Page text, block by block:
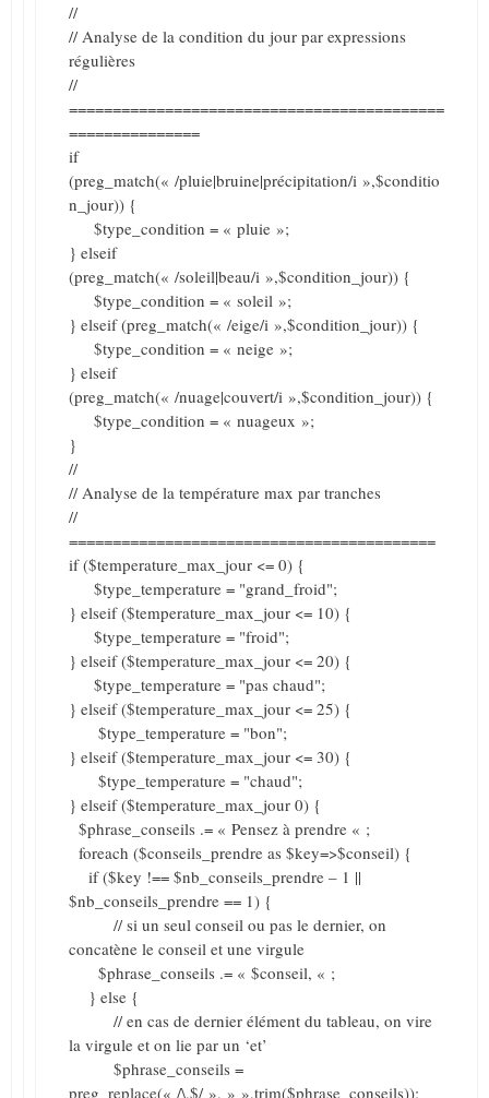
//
// Analyse de la condition du jour par expressions
régulières
//
===========================================
===============
if
(preg_match(« /pluie|bruine|précipitation/i »,$conditio
n_jour)) {
$type_condition = « pluie »;
} elseif
(preg_match(« /soleil|beau/i »,$condition_jour)) {
$type_condition = « soleil »;
} elseif (preg_match(« /eige/i »,$condition_jour)) {
$type_condition = « neige »;
} elseif
(preg_match(« /nuage|couvert/i »,$condition_jour)) {
$type_condition = « nuageux »;
}
//
// Analyse de la température max par tranches
//
==========================================
if ($temperature_max_jour <= 0) {
$type_temperature = "grand_froid";
} elseif ($temperature_max_jour <= 10) {
$type_temperature = "froid";
} elseif ($temperature_max_jour <= 20) {
$type_temperature = "pas chaud";
} elseif ($temperature_max_jour <= 25) {
$type_temperature = "bon";
} elseif ($temperature_max_jour <= 30) {
$type_temperature = "chaud";
} elseif ($temperature_max_jour 0) {
$phrase_conseils .= « Pensez à prendre « ;
foreach ($conseils_prendre as $key=>$conseil) {
if ($key !== $nb_conseils_prendre – 1 ||
$nb_conseils_prendre == 1) {
// si un seul conseil ou pas le dernier, on
concatène le conseil et une virgule
$phrase_conseils .= « $conseil, « ;
} else {
// en cas de dernier élément du tableau, on vire
la virgule et on lie par un ‘et’
$phrase_conseils =
preg_replace(« /\,$/ », » »,trim($phrase_conseils));